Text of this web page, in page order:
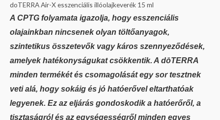
doTERRA Air-X esszenciális illóolajkeverék 15 ml
A CPTG folyamata igazolja, hogy esszenciális
olajainkban nincsenek olyan töltőanyagok,
szintetikus összetevők vagy káros szennyeződések,
amelyek hatékonyságukat csökkentik. A dōTERRA
minden termékét és csomagolását egy sor tesztnek
veti alá, hogy sokáig és jó hatóerővel eltarthatóak
legyenek. Ez az eljárás gondoskodik a hatóerőről, a
tisztaságról és az egységességről minden egyes